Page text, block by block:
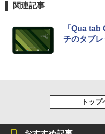
関連記事
「Qua
チのタブレ
トッ